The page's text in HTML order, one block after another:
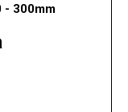
- 300mm